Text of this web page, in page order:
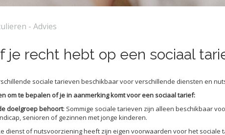
- Advies
je recht hebt op een sociaal
sociale tarieven beschikbaar voor verschillende diensten en
om te bepalen of je in aanmerking komt voor een sociaal tarief:
doelgroep behoort: Sommige sociale tarieven zijn alleen beschikbaar
senioren of gezinnen met jonge kinderen.
dienst of nutsvoorziening heeft zijn eigen voorwaarden voor het